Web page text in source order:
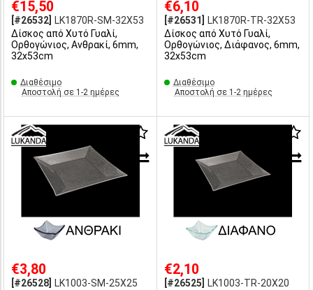
€15,50
[#26532]
LK1870R-SM-32X53
Δίσκος από Χυτό Γυαλί,
Ορθογώνιος, Ανθρακί, 6mm,
32x53cm
Διαθέσιμο
Αποστολή σε 1-2 ημέρες
€6,10
[#26531]
LK1870R-TR-32X53
Δίσκος από Χυτό Γυαλί,
Ορθογώνιος, Διάφανος, 6mm,
32x53cm
Διαθέσιμο
Αποστολή σε 1-2 ημέρες
€3,80
[#26528]
LK1003-SM-25X25
€2,10
[#26525]
LK1003-TR-20X20